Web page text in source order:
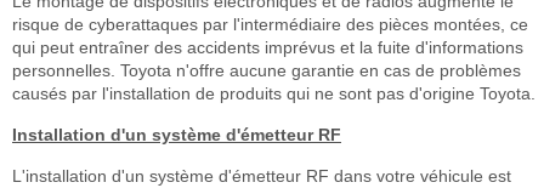
risque de cyberattaques par l'intermédiaire des pièces montées, ce
qui peut entraîner des accidents imprévus et la fuite d'informations
personnelles. Toyota n'offre aucune garantie en cas de problèmes
causés par l'installation de produits qui ne sont pas d'origine Toyota.
Installation d'un système d'émetteur RF
L'installation d'un système d'émetteur RF dans votre véhicule est